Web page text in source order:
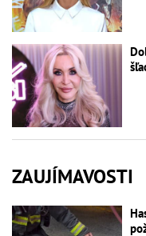
ZAUJÍMAVOSTI